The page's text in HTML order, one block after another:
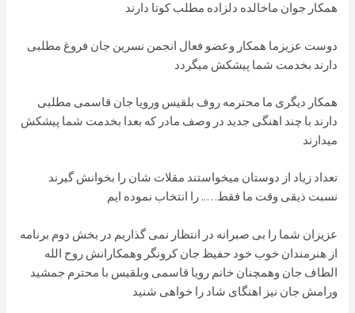
همکار جوان ماخالده دلزاده مطلب کوتا دارند
دوست عزیزما همکار وعضو فعال انجمن نسرین جان فروغ مطلبی
دارند بخدمت شما پیشکش میگردد
همکار دیگری ما محترمه روف بلقیس ورویا جان قاسمی مطلبی
دارند با چند اهنگی جدید در وصف مادر که بعدا بخدمت شما پیشکش
میدارند
تعداد زیاد از دوستان میخواستند مقلات شان را بخوانش گیرند
نسبت ذیقی وقت ما فقط….. را انتخاب نموده ایم
عزیزان شما را بی صبرانه در انتظار نمی گذاریم در بخش دوم برنامه
از هنرمندان خوب خود حفیظ جان کرونگر وهمکارانش روح الله
الطاف جان وهمچنان خانم رویا قاسمی وبلقیس با محترم جمشید
ورامش جان نیز اهنگای شاد را خواهی شنید